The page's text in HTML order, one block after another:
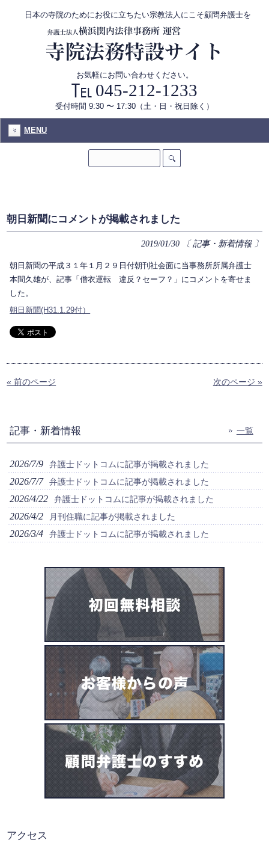
日本の寺院のためにお役に立ちたい宗教法人にこそ顧問弁護士を
お気軽にお問い合わせください。
045-212-1233
受付時間 9:30 〜 17:30（土・日・祝日除く）
MENU
朝日新聞にコメントが掲載されました
2019/01/30〔 記事・新着情報 〕
朝日新聞の平成３１年１月２９日付朝刊社会面に当事務所所属弁護士
本間久雄が、記事「僧衣運転 違反？セーフ？」にコメントを寄せま
した。
朝日新聞(H31.1.29付）
« 前のページ 次のページ »
記事・新着情報 一覧
2026/7/9 弁護士ドットコムに記事が掲載されました
2026/7/7 弁護士ドットコムに記事が掲載されました
2026/4/22 弁護士ドットコムに記事が掲載されました
2026/4/2 月刊住職に記事が掲載されました
2026/3/4 弁護士ドットコムに記事が掲載されました
アクセス